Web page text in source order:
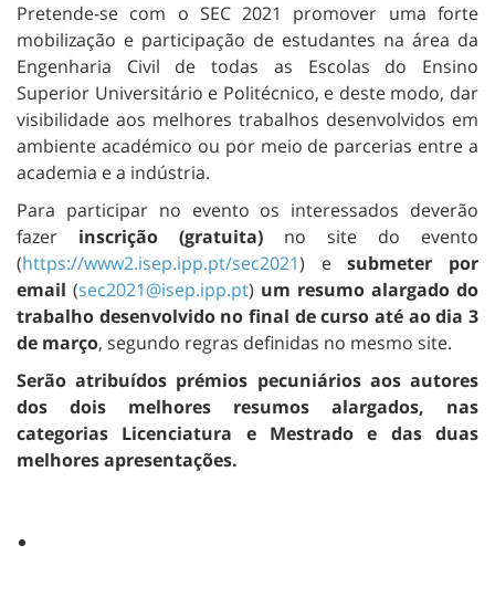
Pretende-se com o SEC 2021 promover uma forte
mobilização e participação de estudantes na área da
Engenharia Civil de todas as Escolas do Ensino
Superior Universitário e Politécnico, e deste modo, dar
visibilidade aos melhores trabalhos desenvolvidos em
ambiente académico ou por meio de parcerias entre a
academia e a indústria.
Para participar no evento os interessados deverão
fazer inscrição (gratuita) no site do evento
(https://www2.isep.ipp.pt/sec2021) esubmeter por
email (sec2021@isep.ipp.pt) um resumo alargado do
trabalho desenvolvido no final de curso até ao dia 3
de março, segundo regras definidas no mesmo site.
Serão atribuídos prémios pecuniários aos autores
dos dois melhores resumos alargados, nas
categorias Licenciatura e Mestrado e das duas
melhores apresentações.